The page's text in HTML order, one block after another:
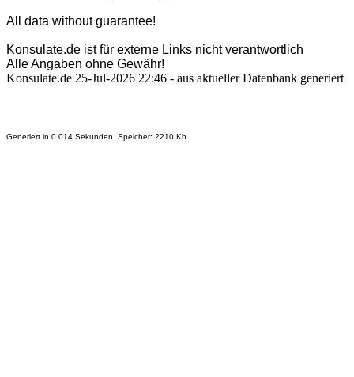
All data without guarantee!
Konsulate.de ist für externe Links nicht verantwortlich
Alle Angaben ohne Gewähr!
Konsulate.de 25-Jul-2026 22:46 - aus aktueller Datenbank generiert
Generiert in 0.014 Sekunden. Speicher: 2210 Kb